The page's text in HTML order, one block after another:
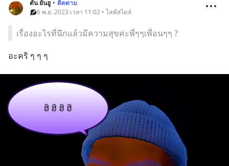
ตัน ยันฮู • ติดตาม
6 พ.ย. 2023 เวลา 11:02 • ไลฟ์สไตล์
เรื่องอะไรที่นึกแล้วมีความสุขค่ะพี่ๆๆเพื่อนๆๆ ?
อะคริ ๆ ๆ ๆ